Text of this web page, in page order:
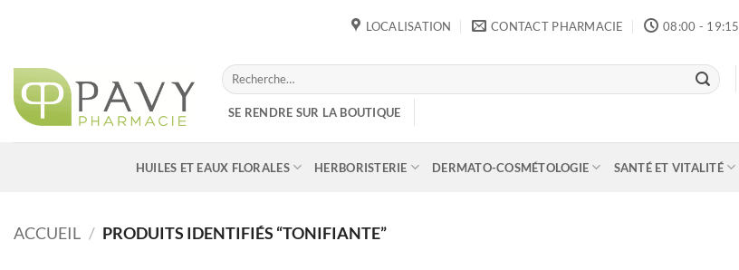
LOCALISATION CONTACT PHARMACIE 08:00 - 19:15
Recherche
pour :
SE RENDRE SUR LA BOUTIQUE
HUILES ET EAUX FLORALES HERBORISTERIE DERMATO-COSMÉTOLOGIE SANTÉ ET VITALITÉ
ACCUEIL / PRODUITS IDENTIFIÉS “TONIFIANTE”